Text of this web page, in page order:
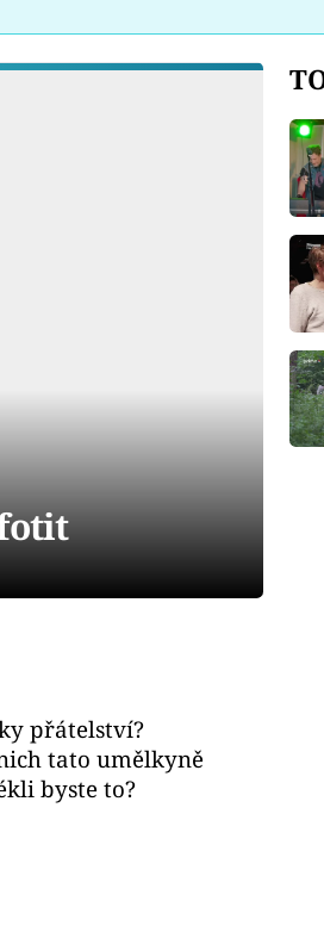
přátelství?
tato umělkyně
byste to?